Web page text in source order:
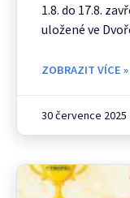
1.8. do 17.8.
uložené ve
ZOBRAZIT VÍCE »
30 července 2025